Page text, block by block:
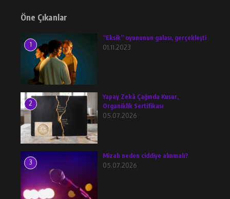
Öne Çıkanlar
1
“Eksik” oyununun galası, gerçekleşti
01.11.2023
2
Yapay Zekâ Çağında Kusur,
Organiklik Sertifikası
05.07.2026
3
Mizah neden ciddiye alınmalı?
05.07.2026